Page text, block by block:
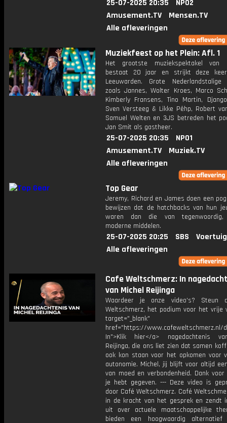
25-07-2025 20:35
NPO2
Amusement.TV
Mensen.TV
Alle afleveringen
Muziekfeest op het Plein: Afl. 1
Het grootste muziekspektakel van
bestaat 20 jaar en strijkt deze
Leeuwarden. Grote Nederlandstalige
zoals Jannes, Wolter Kroes, Marco
Kimberly Fransens, Tino Martin,
Sven Versteeg & Likke Pêhp, Robert
Samuel Welten en 3JS betreden het
Jan Smit als gastheer.
25-07-2025 20:35
NPO1
Amusement.TV
Muziek.TV
Alle afleveringen
Top Gear
Jeremy, Richard en James doen een
bewijzen dat de hatchbacks van hun
waren dan die van tegenwoordig,
moderne middelen.
25-07-2025 20:25 SBS
Alle afleveringen
Cafe Weltschmerz: In
van Michel Reijinga
Waardeer je onze video's? Steun
Weltschmerz, het podium voor het vrije
target="_blank"
href="https://www.cafeweltschmerz.nl/
In">Klik hier</a> nagedachtenis
Reijinga, die ons liet zien dat samen
ook kon staan voor het opkomen voor
autonomie. Michel, jij blijft voor altijd
van moed en verbondenheid. Dank
je hebt gegeven. --- Deze video is
door Café Weltschmerz. Café
in de kracht van het gesprek en zendt
uit over actuele maatschappelijke
bieden een hoogwaardig